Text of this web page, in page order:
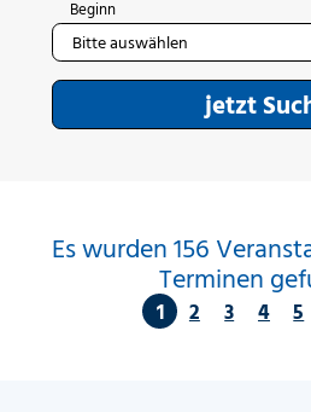
Beginn
jetzt
Es wurden 156
Terminen
1 2 3 4 5